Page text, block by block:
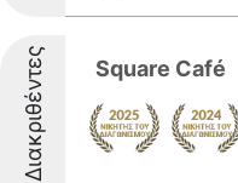
Διακριθέντες Square Café